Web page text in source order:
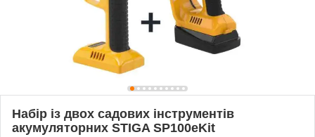
Набір із двох садових інструментів
акумуляторних STIGA SP100eKit